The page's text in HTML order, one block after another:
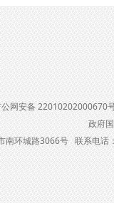
网安备 22010202000670
政府
南环城路3066号 联系电